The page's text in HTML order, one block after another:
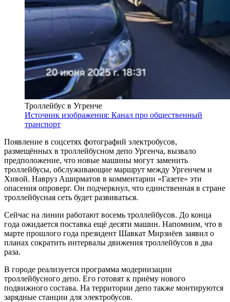
Троллейбус в Угренче
Источник изображения: Канал про общественный
транспорт
Появление в соцсетях фотографий электробусов,
размещённых в троллейбусном депо Ургенча, вызвало
предположение, что новые машины могут заменить
троллейбусы, обслуживающие маршрут между Ургенчем и
Хивой. Навруз Аширматов в комментарии «Газете» эти
опасения опроверг. Он подчеркнул, что единственная в стране
троллейбусная сеть будет развиваться.
Сейчас на линии работают восемь троллейбусов. До конца
года ожидается поставка ещё десяти машин. Напомним, что в
марте прошлого года президент Шавкат Мирзиёев заявил о
планах сократить интервалы движения троллейбусов в два
раза.
В городе реализуется программа модернизации
троллейбусного депо. Его готовят к приёму нового
подвижного состава. На территории депо также монтируются
зарядные станции для электробусов.